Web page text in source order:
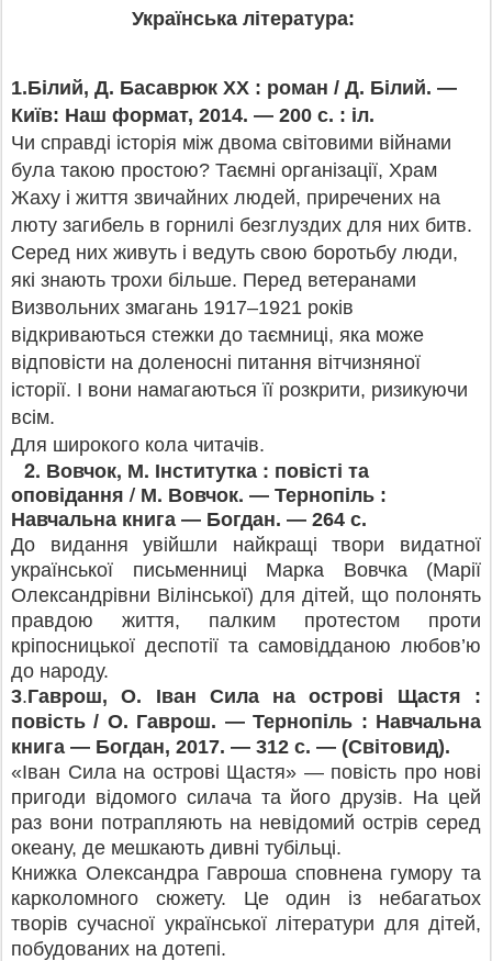
Українська література:
1.Білий, Д. Басаврюк ХХ : роман / Д. Білий. —
Київ: Наш формат, 2014. — 200 с. : іл.
Чи справді історія між двома світовими війнами
була такою простою? Таємні організації, Храм
Жаху і життя звичайних людей, приречених на
люту загибель в горнилі безглуздих для них битв.
Серед них живуть і ведуть свою боротьбу люди,
які знають трохи більше. Перед ветеранами
Визвольних змагань 1917–1921 років
відкриваються стежки до таємниці, яка може
відповісти на доленосні питання вітчизняної
історії. І вони намагаються її розкрити, ризикуючи
всім.
Для широкого кола читачів.
2. Вовчок, М. Інститутка : повісті та
оповідання / М. Вовчок. — Тернопіль :
Навчальна книга — Богдан. — 264 с.
До видання увійшли найкращі твори видатної
української письменниці Марка Вовчка (Марії
Олександрівни Вілінської) для дітей, що полонять
правдою життя, палким протестом проти
кріпосницької деспотії та самовідданою любов’ю
до народу.
3.Гаврош, О. Іван Сила на острові Щастя :
повість / О. Гаврош. — Тернопіль : Навчальна
книга — Богдан, 2017. — 312 с. — (Світовид).
«Іван Сила на острові Щастя» — повість про нові
пригоди відомого силача та його друзів. На цей
раз вони потрапляють на невідомий острів серед
океану, де мешкають дивні тубільці.
Книжка Олександра Гавроша сповнена гумору та
карколомного сюжету. Це один із небагатьох
творів сучасної української літератури для дітей,
побудованих на дотепі.